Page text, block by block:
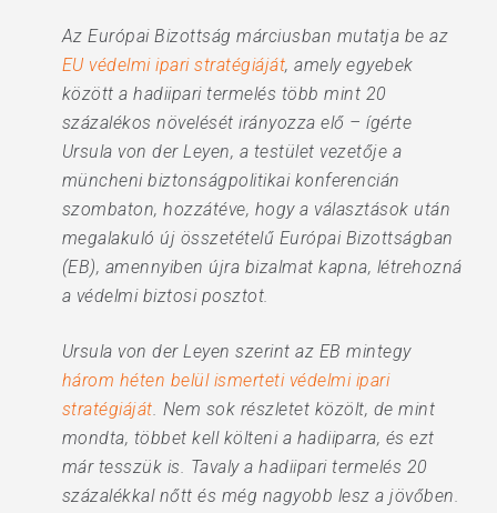
Az Európai Bizottság márciusban mutatja be az
EU védelmi ipari stratégiáját, amely egyebek
között a hadiipari termelés több mint 20
százalékos növelését irányozza elő – ígérte
Ursula von der Leyen, a testület vezetője a
müncheni biztonságpolitikai konferencián
szombaton, hozzátéve, hogy a választások után
megalakuló új összetételű Európai Bizottságban
(EB), amennyiben újra bizalmat kapna, létrehozná
a védelmi biztosi posztot.
Ursula von der Leyen szerint az EB mintegy
három héten belül ismerteti védelmi ipari
stratégiáját. Nem sok részletet közölt, de mint
mondta, többet kell költeni a hadiiparra, és ezt
már tesszük is. Tavaly a hadiipari termelés 20
százalékkal nőtt és még nagyobb lesz a jövőben.